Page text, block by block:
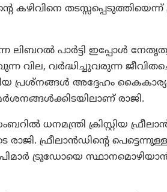
കഴിവിനെ
ലിബറൽ പാർട്ടി ഇപ്പോൾ
വില, വർദ്ധിച്ചുവരുന്ന
പ്രശ്നങ്ങൾ അദ്ദേഹം
രാജി.
ധനമന്ത്രി ക്രിസ്റ്റിയ
ഫ്രീലാൻഡിന്റെ
ട്രൂഡോയെ